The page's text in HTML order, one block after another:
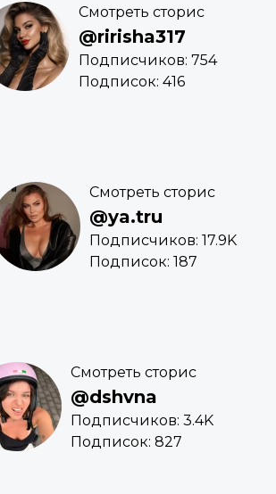
Смотреть сторис
@ririsha317
Подписчиков: 754
Подписок: 416
Смотреть сторис
@ya.tru
Подписчиков: 17.9K
Подписок: 187
Смотреть сторис
@dshvna
Подписчиков: 3.4K
Подписок: 827